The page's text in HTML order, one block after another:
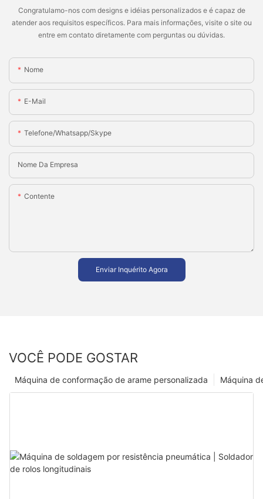
Congratulamo-nos com designs e idéias personalizados e é capaz de
atender aos requisitos específicos. Para mais informações, visite o site ou
entre em contato diretamente com perguntas ou dúvidas.
Nome
E-Mail
Telefone/whatsapp/skype
Nome Da Empresa
Contente
Enviar Inquérito Agora
VOCÊ PODE GOSTAR
Máquina
Máquina de conformação de arame personalizada